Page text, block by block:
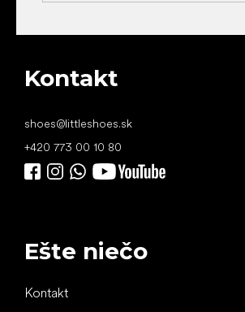
Kontakt
shoes@littleshoes.sk
+420 773 00 10 80
Ešte niečo
Kontakt